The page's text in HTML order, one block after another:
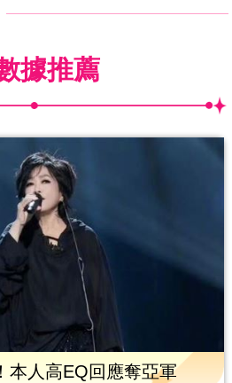
據推薦
本人高EQ回應奪亞軍